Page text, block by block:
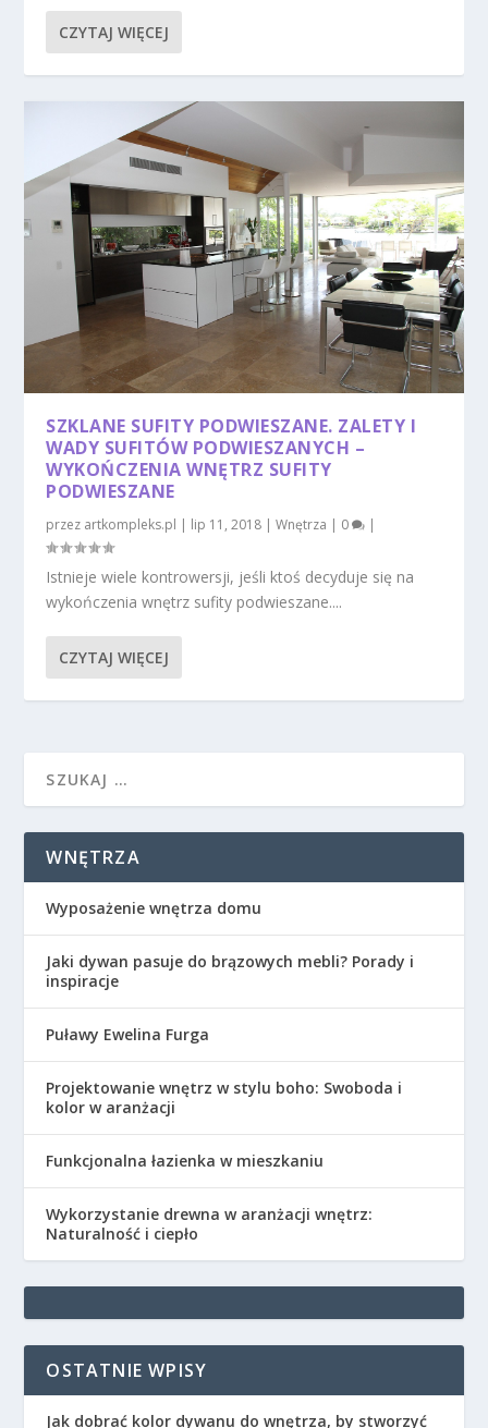
CZYTAJ WIĘCEJ
SZKLANE SUFITY PODWIESZANE. ZALETY I
WADY SUFITÓW PODWIESZANYCH –
WYKOŃCZENIA WNĘTRZ SUFITY
PODWIESZANE
przez artkompleks.pl | lip 11, 2018 |Wnętrza | 0 |
Istnieje wiele kontrowersji, jeśli ktoś decyduje się na
wykończenia wnętrz sufity podwieszane....
CZYTAJ WIĘCEJ
WNĘTRZA
Wyposażenie wnętrza domu
Jaki dywan pasuje do brązowych mebli? Porady i
inspiracje
Puławy Ewelina Furga
Projektowanie wnętrz w stylu boho: Swoboda i
kolor w aranżacji
Funkcjonalna łazienka w mieszkaniu
Wykorzystanie drewna w aranżacji wnętrz:
Naturalność i ciepło
OSTATNIE WPISY
Jak dobrać kolor dywanu do wnętrza, by stworzyć